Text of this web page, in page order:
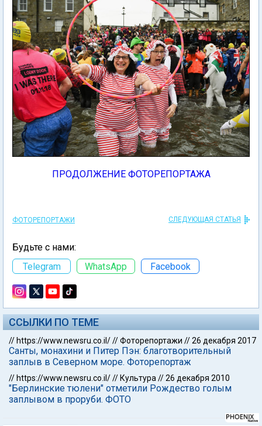
ПРОДОЛЖЕНИЕ ФОТОРЕПОРТАЖА
ФОТОРЕПОРТАЖИ СЛЕДУЮЩАЯ СТАТЬЯ
Будьте с нами:
Telegram
WhatsApp Facebook
ССЫЛКИ ПО ТЕМЕ
// https://www.newsru.co.il///Фоторепортажи //26 декабря 2017
Санты, монахини и Питер Пэн: благотворительный
заплыв в Северном море. Фоторепортаж
// https://www.newsru.co.il/// Культура //26 декабря 2010
"Берлинские тюлени" отметили Рождество голым
заплывом в проруби. ФОТО